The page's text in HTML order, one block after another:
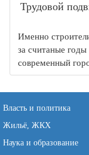
Трудовой
Именно
за считаные
современный
Власть и политика
Жильё, ЖКХ
Наука и образование